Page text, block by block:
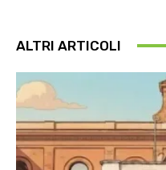
ALTRI ARTICOLI